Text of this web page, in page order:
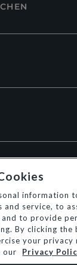
information
and service, to
to provide
By clicking the
your privacy
our
Privacy